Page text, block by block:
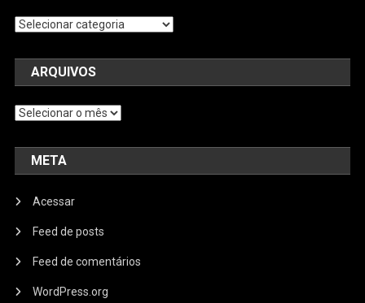
Categorias
ARQUIVOS
Arquivos
META
Acessar
Feed de posts
Feed de comentários
WordPress.org